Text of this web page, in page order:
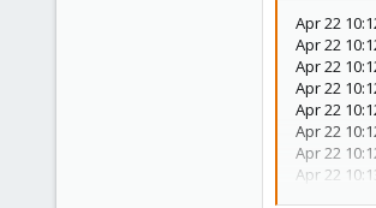
2024-04-
2024-04-
2024-04-
2024-04-
Apr 22
Apr 22
Apr 22
Apr 22
Apr 22
Apr 22
Apr 22
Apr 22
Apr 22